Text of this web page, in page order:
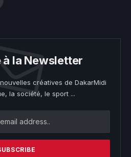
la Newsletter
créatives de DakarMidi
la société, le sport ...